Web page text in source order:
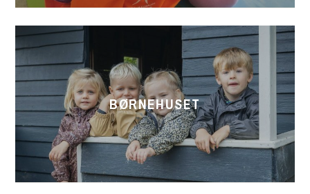
BØRNEHUSET